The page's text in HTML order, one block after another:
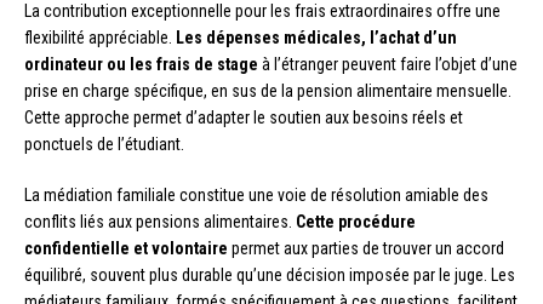
La contribution exceptionnelle pour les frais extraordinaires offre une
flexibilité appréciable. Les dépenses médicales, l’achat d’un
ordinateur ou les frais de stage à l’étranger peuvent faire l’objet d’une
prise en charge spécifique, en sus de la pension alimentaire mensuelle.
Cette approche permet d’adapter le soutien aux besoins réels et
ponctuels de l’étudiant.
La médiation familiale constitue une voie de résolution amiable des
conflits liés aux pensions alimentaires. Cette procédure
confidentielle et volontaire permet aux parties de trouver un accord
équilibré, souvent plus durable qu’une décision imposée par le juge. Les